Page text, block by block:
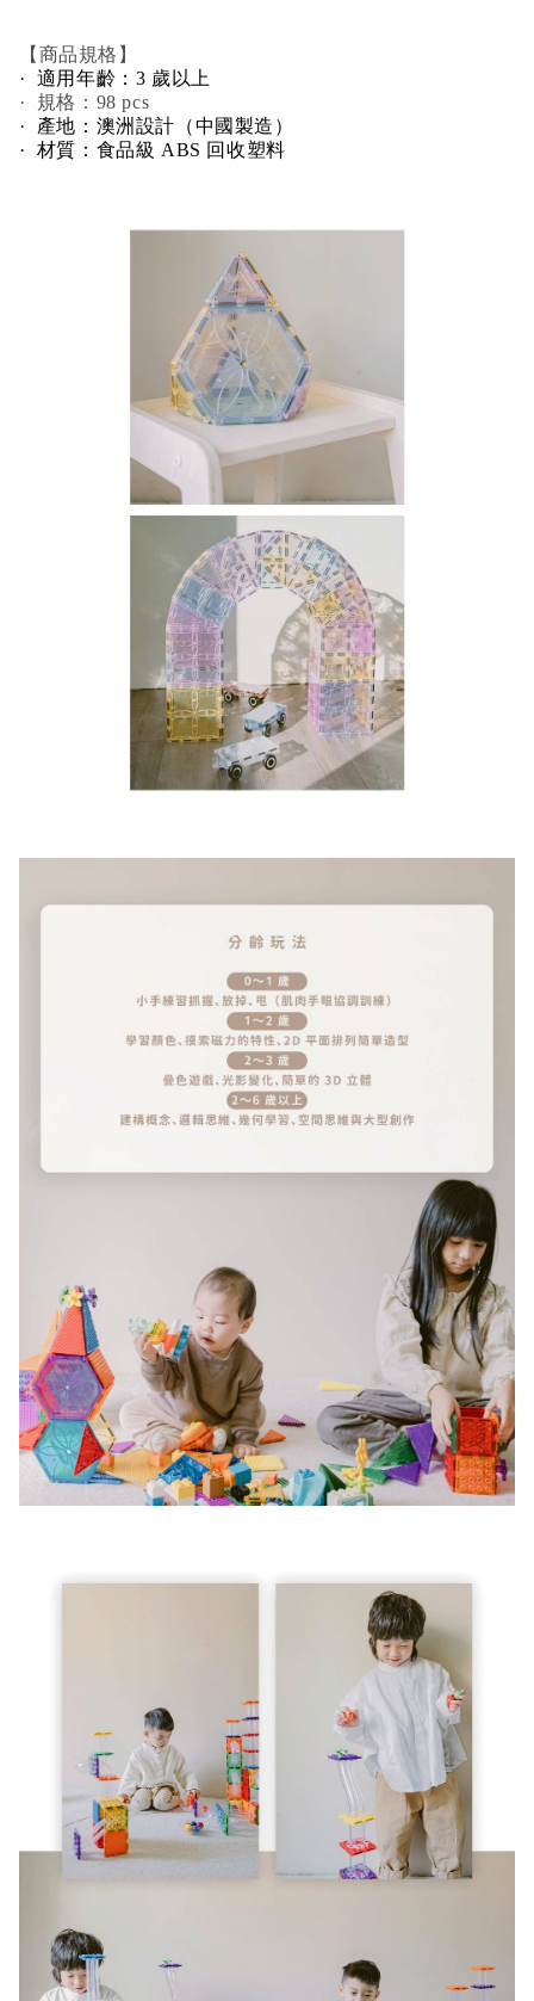
【商品規格】
· 適用年齡：3 歲以上
· 規格：98 pcs
· 產地：澳洲設計（中國製造）
· 材質：食品級 ABS 回收塑料